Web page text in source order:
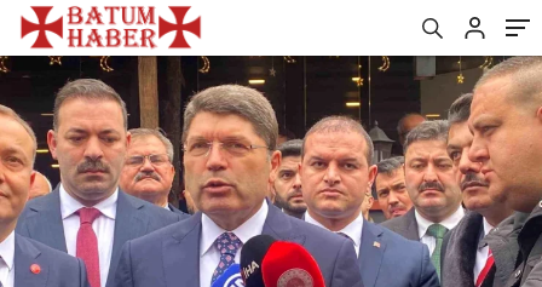
incelenecek”